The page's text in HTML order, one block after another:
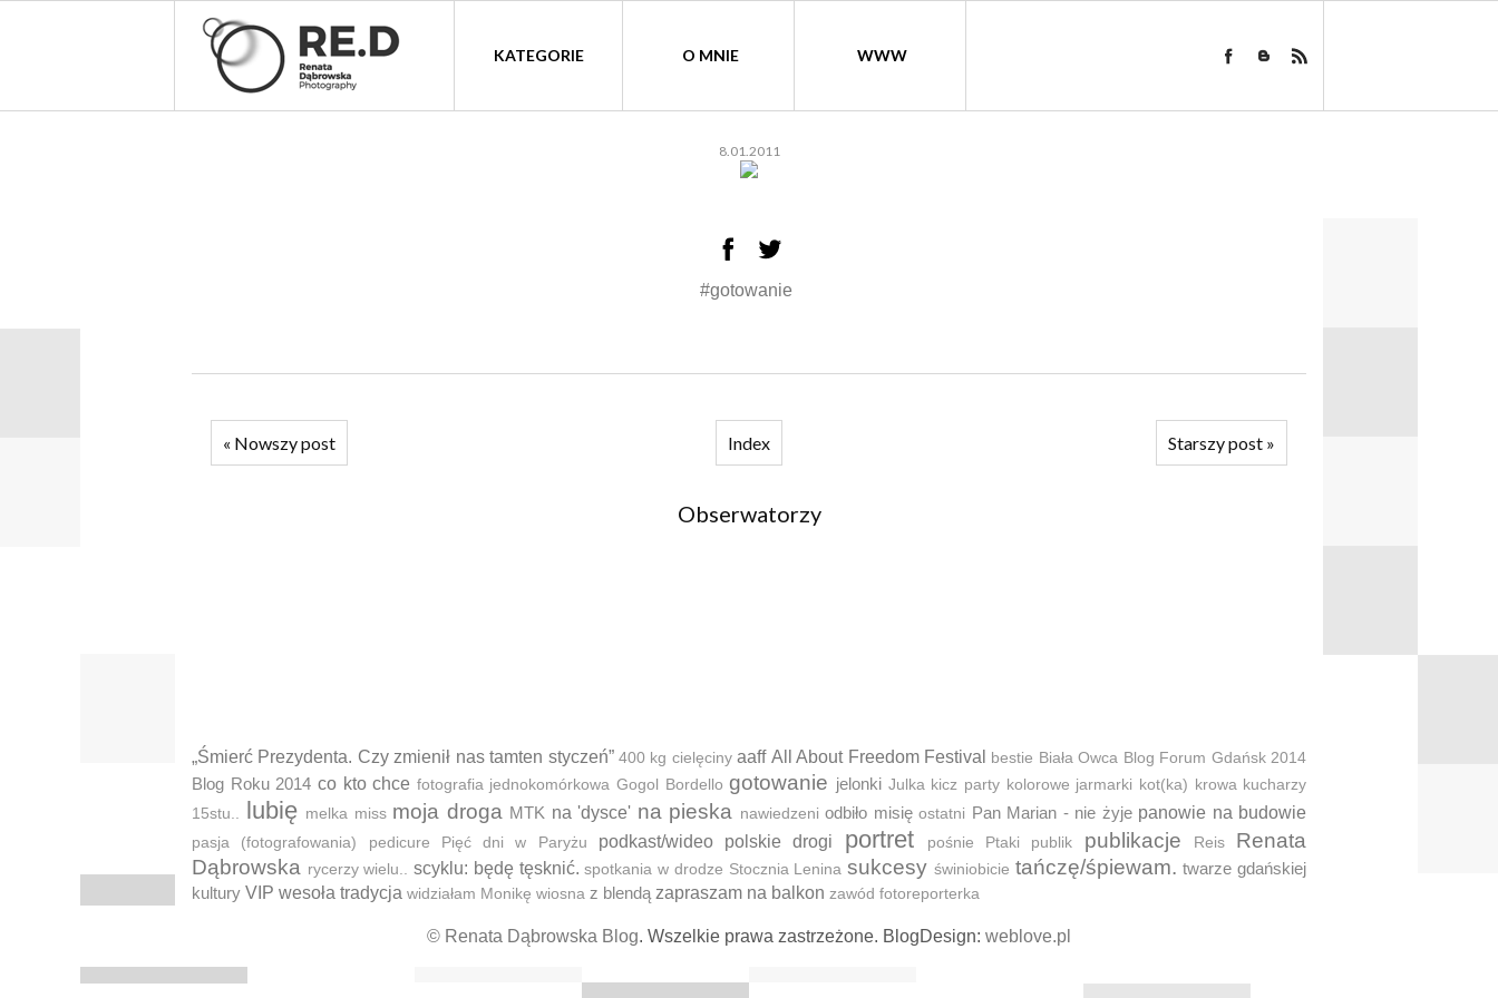
KATEGORIE O MNIE WWW
8.01.2011
#gotowanie
« Nowszy post Index Starszy post »
Obserwatorzy
„Śmierć Prezydenta. Czy zmienił nas tamten styczeń” 400 kg cielęciny aaff All About Freedom Festival bestie Biała Owca Blog Forum Gdańsk 2014
Blog Roku 2014 co kto chce fotografia jednokomórkowa Gogol Bordello gotowanie jelonki Julka kicz party kolorowe jarmarki kot(ka) krowa kucharzy
15stu.. lubię melka miss moja droga MTK na 'dysce' na pieska nawiedzeni odbiło misię ostatni Pan Marian - nie żyje panowie na budowie
pasja (fotografowania) pedicure Pięć dni w Paryżu podkast/wideo polskie drogi portret pośnie Ptaki publik publikacje Reis
Renata
Dąbrowska rycerzy wielu.. scyklu: będę tęsknić. spotkania w drodze Stocznia Lenina sukcesy świniobicie tańczę/śpiewam. twarze gdańskiej
kultury VIP wesoła tradycja widziałam Monikę wiosna z blendą zapraszam na balkon zawód fotoreporterka
© Renata Dąbrowska Blog. Wszelkie prawa zastrzeżone. BlogDesign: weblove.pl